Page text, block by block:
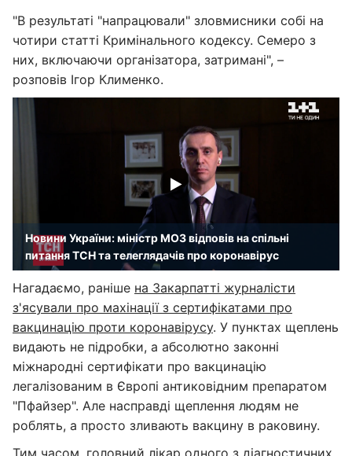
"В результаті "напрацювали" зловмисники собі на
чотири статті Кримінального кодексу. Семеро з
них, включаючи організатора, затримані", –
розповів Ігор Клименко.
Новини України: міністр МОЗ відповів на спільні
питання ТСН та телеглядачів про коронавірус
Нагадаємо, раніше на Закарпатті журналісти
з'ясували про махінації з сертифікатами про
вакцинацію проти коронавірусу. У пунктах щеплень
видають не підробки, а абсолютно законні
міжнародні сертифікати про вакцинацію
легалізованим в Європі антиковідним препаратом
"Пфайзер". Але насправді щеплення людям не
роблять, а просто зливають вакцину в раковину.
Тим часом, головний лікар одного з діагностичних